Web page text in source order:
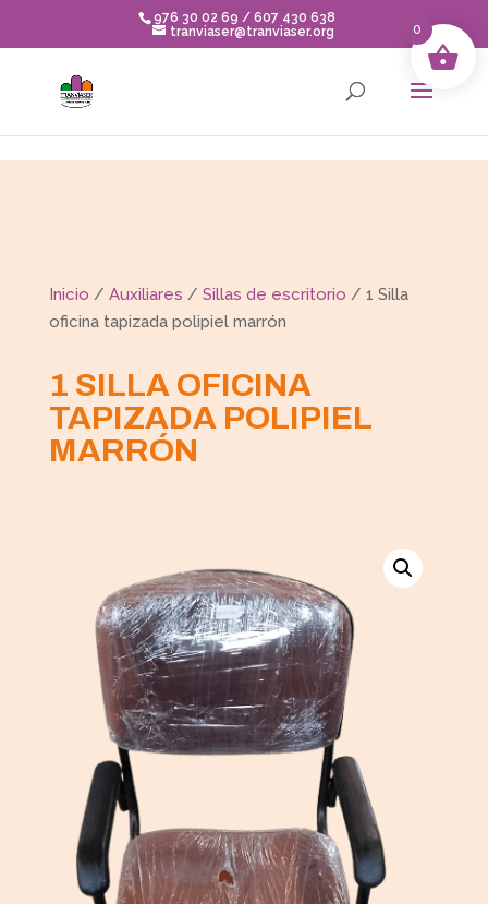
976 30 02 69 / 607 430 638
tranviaser@tranviaser.org
Inicio / Auxiliares / Sillas de escritorio / 1 Silla
oficina tapizada polipiel marrón
1 SILLA OFICINA
TAPIZADA POLIPIEL
MARRÓN
0